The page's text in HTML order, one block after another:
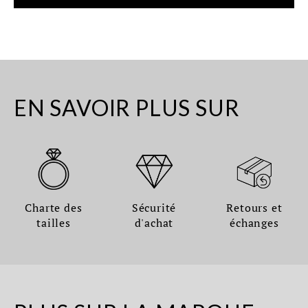
EN SAVOIR PLUS SUR
Charte des
tailles
Sécurité
d'achat
Retours et
échanges